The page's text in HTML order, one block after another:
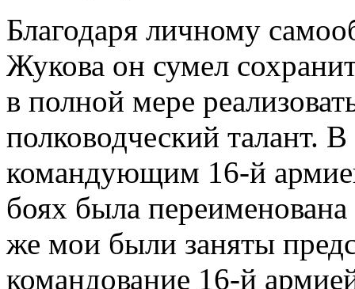
Благодаря личному
Жукова он сумел
в полной мере
полководческий талант.
командующим 16-й
боях была
же мои были заняты
командование 16-й